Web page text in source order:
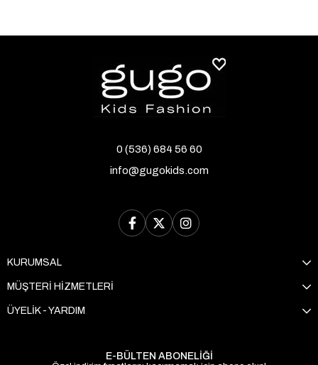
Hafif ve Esnek Malzemeler:Çocukların
rahatça hareket edebilmesi için hafif ve
Şok Emici Taban:Koşma ve zıplama
sırasında ayakları korumak için özel şok
terlemesini önlemek için hava alabilen üst
koşu deneyimi için kaymaz taban yapısı
sağlanır.
0 (536) 684 56 60
info@gugokids.com
KURUMSAL
MÜŞTERİ HİZMETLERİ
ÜYELİK - YARDIM
E-BÜLTEN ABONELİĞİ